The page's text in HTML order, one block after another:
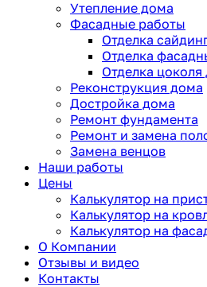
Утепление дома
Фасадные работы
Отделка
Отделка
Отделка цоколя
Реконструкция дома
Достройка дома
Ремонт фундамента
Ремонт и замена
Замена венцов
Наши работы
Цены
Калькулятор на
Калькулятор на
Калькулятор на
О Компании
Отзывы и видео
Контакты